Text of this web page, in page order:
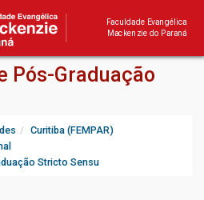
Faculdade Evangélica
Mackenzie do Paraná
Pós-Graduação
Curitiba (FEMPAR)
Stricto Sensu